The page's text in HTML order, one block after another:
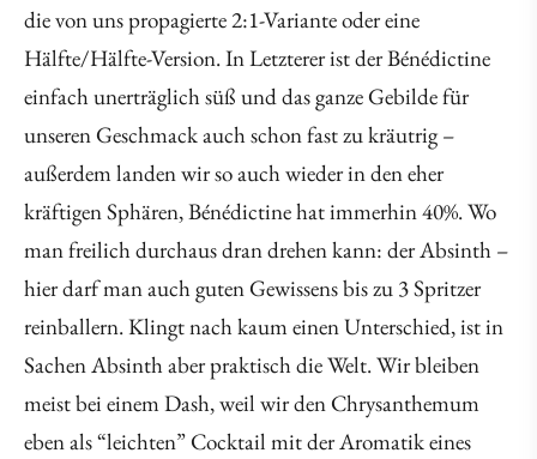
die von uns propagierte 2:1-Variante oder eine
Hälfte/Hälfte-Version. In Letzterer ist der Bénédictine
einfach unerträglich süß und das ganze Gebilde für
unseren Geschmack auch schon fast zu kräutrig –
außerdem landen wir so auch wieder in den eher
kräftigen Sphären, Bénédictine hat immerhin 40%. Wo
man freilich durchaus dran drehen kann: der Absinth –
hier darf man auch guten Gewissens bis zu 3 Spritzer
reinballern. Klingt nach kaum einen Unterschied, ist in
Sachen Absinth aber praktisch die Welt. Wir bleiben
meist bei einem Dash, weil wir den Chrysanthemum
eben als “leichten” Cocktail mit der Aromatik eines